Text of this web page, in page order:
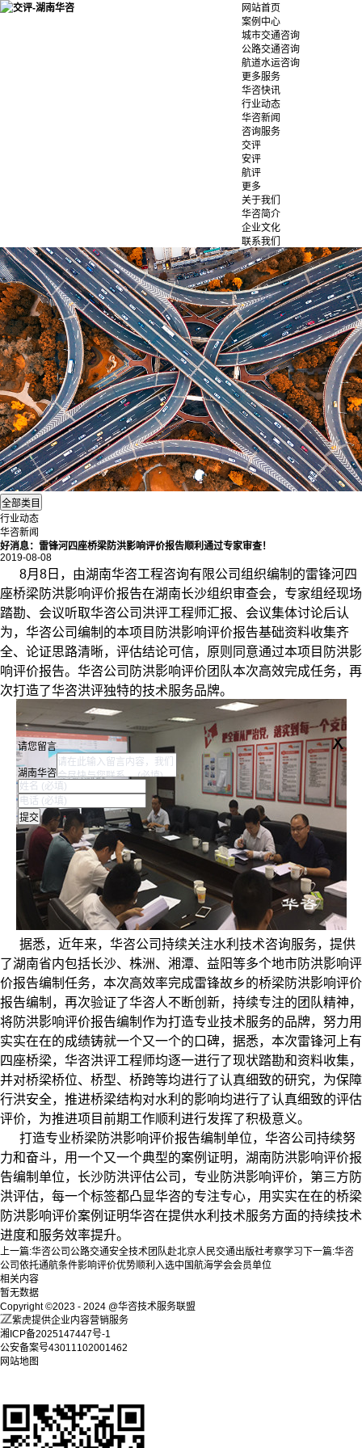
网站首页
案例中心
城市交通咨询
公路交通咨询
航道水运咨询
更多服务
华咨快讯
行业动态
华咨新闻
咨询服务
交评
安评
航评
更多
关于我们
华咨简介
企业文化
联系我们
行业动态
华咨新闻
好消息：雷锋河四座桥梁防洪影响评价报告顺利通过专家审查！
2019-08-08
8月8日，由湖南华咨工程咨询有限公司组织编制的雷锋河四
座桥梁防洪影响评价报告在湖南长沙组织审查会，专家组经现场
踏勘、会议听取华咨公司洪评工程师汇报、会议集体讨论后认
为，华咨公司编制的本项目防洪影响评价报告基础资料收集齐
全、论证思路清晰，评估结论可信，原则同意通过本项目防洪影
响评价报告。华咨公司防洪影响评价团队本次高效完成任务，再
次打造了华咨洪评独特的技术服务品牌。
据悉，近年来，华咨公司持续关注水利技术咨询服务，提供
了湖南省内包括长沙、株洲、湘潭、益阳等多个地市防洪影响评
价报告编制任务，本次高效率完成雷锋故乡的桥梁防洪影响评价
报告编制，再次验证了华咨人不断创新，持续专注的团队精神，
将防洪影响评价报告编制作为打造专业技术服务的品牌，努力用
实实在在的成绩铸就一个又一个的口碑，据悉，本次雷锋河上有
四座桥梁，华咨洪评工程师均逐一进行了现状踏勘和资料收集，
并对桥梁桥位、桥型、桥跨等均进行了认真细致的研究，为保障
行洪安全，推进桥梁结构对水利的影响均进行了认真细致的评估
评价，为推进项目前期工作顺利进行发挥了积极意义。
打造专业桥梁防洪影响评价报告编制单位，华咨公司持续努
力和奋斗，用一个又一个典型的案例证明，湖南防洪影响评价报
告编制单位，长沙防洪评估公司，专业防洪影响评价，第三方防
洪评估，每一个标签都凸显华咨的专注专心，用实实在在的桥梁
防洪影响评价案例证明华咨在提供水利技术服务方面的持续技术
进度和服务效率提升。
上一篇:华咨公司公路交通安全技术团队赴北京人民交通出版社考察学习 下一篇:华咨
公司依托通航条件影响评价优势顺利入选中国航海学会会员单位
相关内容
暂无数据
Copyright ©2023 - 2024 @华咨技术服务联盟
紫虎提供企业内容营销服务
湘ICP备2025147447号-1
公安备案号43011102001462
网站地图
请您留言 x
湖南华咨